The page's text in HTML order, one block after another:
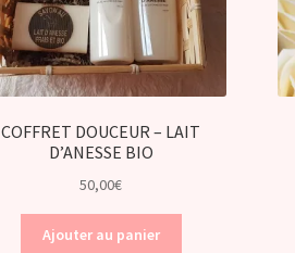
COFFRET DOUCEUR – LAIT
D’ANESSE BIO
50,00€
Ajouter au panier